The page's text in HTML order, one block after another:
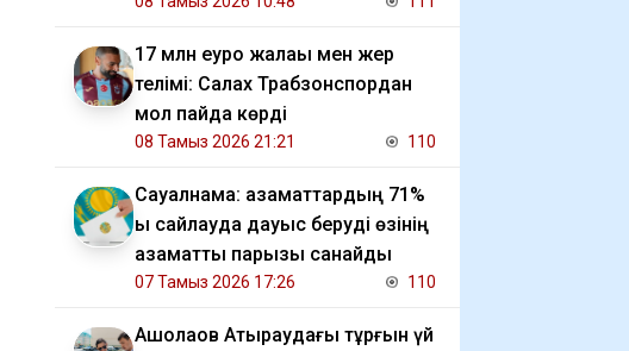
17 млн еуро жалақы мен жер
телімі: Салах Трабзонспордан
мол пайда көрді
08 Тамыз 2026 21:21 110
Сауалнама: азаматтардың 71%
ы сайлауда дауыс беруді өзінің
азаматтық парызы санайды
07 Тамыз 2026 17:26 110
​Ақшолақов Атыраудағы тұрғын үй